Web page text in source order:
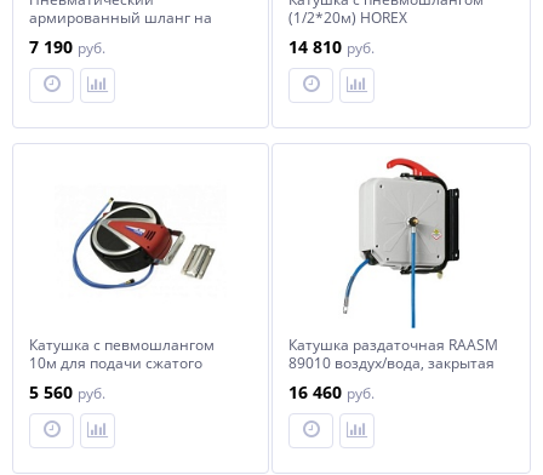
армированный шланг на
7 190 руб.
(1/2*20м) HOREX
14 810 руб.
Катушка с певмошлангом
10м для подачи сжатого
КИТАЙ HOREX
5 560 руб.
Катушка раздаточная RAASM
89010 воздух/вода, закрытая
16 460 руб.